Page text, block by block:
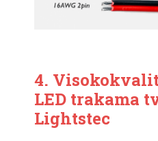
4.
LED trakama
Lightstec